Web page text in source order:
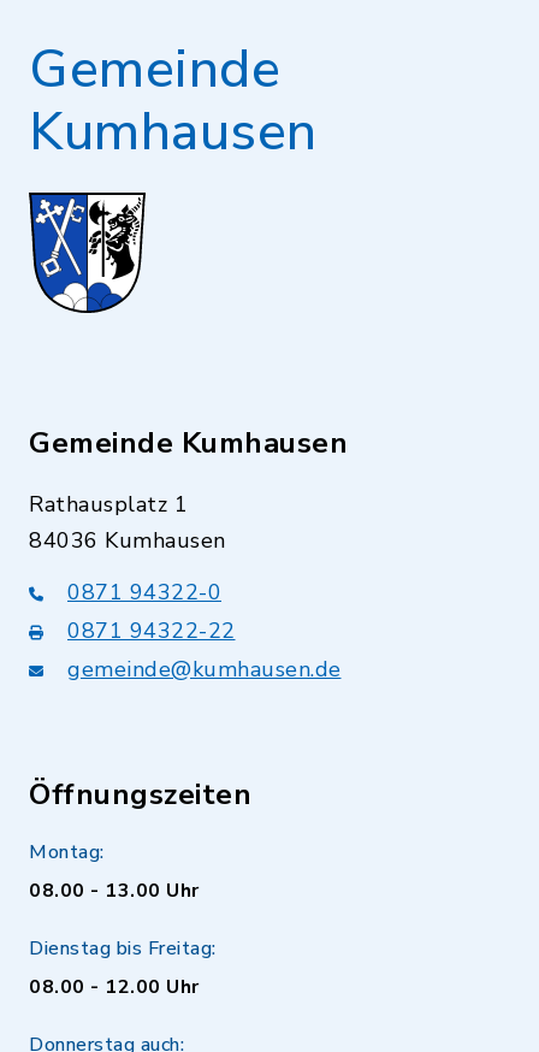
Gemeinde
Kumhausen
Gemeinde Kumhausen
Rathausplatz 1
84036 Kumhausen
0871 94322-0
0871 94322-22
gemeinde@kumhausen.de
Öffnungszeiten
Montag:
08.00 - 13.00 Uhr
Dienstag bis Freitag:
08.00 - 12.00 Uhr
Donnerstag auch: